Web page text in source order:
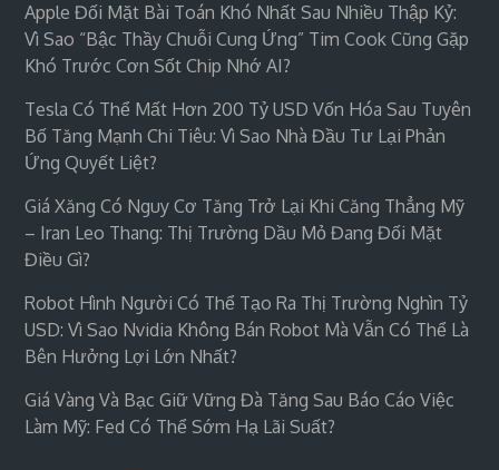
Apple Đối Mặt Bài Toán Khó Nhất Sau Nhiều Thập Kỷ:
Vì Sao “bậc Thầy Chuỗi Cung Ứng” Tim Cook Cũng Gặp
Khó Trước Cơn Sốt Chip Nhớ AI?
Tesla Có Thể Mất Hơn 200 Tỷ USD Vốn Hóa Sau Tuyên
Bố Tăng Mạnh Chi Tiêu: Vì Sao Nhà Đầu Tư Lại Phản
Ứng Quyết Liệt?
Giá Xăng Có Nguy Cơ Tăng Trở Lại Khi Căng Thẳng Mỹ
– Iran Leo Thang: Thị Trường Dầu Mỏ Đang Đối Mặt
Điều Gì?
Robot Hình Người Có Thể Tạo Ra Thị Trường Nghìn Tỷ
USD: Vì Sao Nvidia Không Bán Robot Mà Vẫn Có Thể Là
Bên Hưởng Lợi Lớn Nhất?
Giá Vàng Và Bạc Giữ Vững Đà Tăng Sau Báo Cáo Việc
Làm Mỹ: Fed Có Thể Sớm Hạ Lãi Suất?